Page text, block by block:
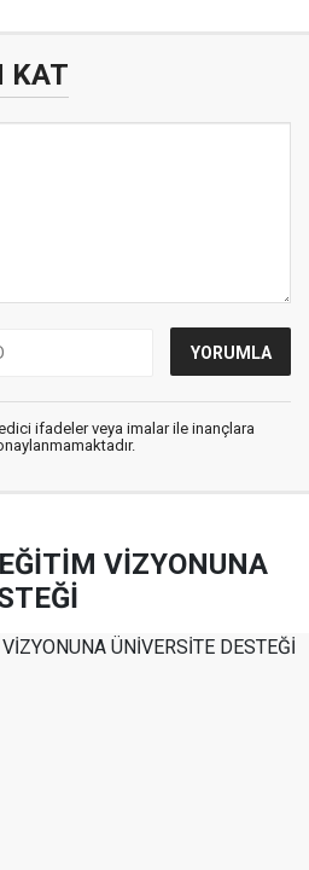
KAT
ifadeler veya imalar ile inançlara
VİZYONUNA